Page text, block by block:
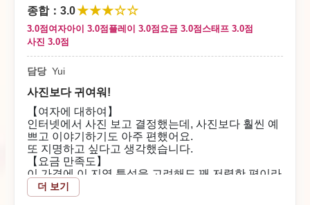
또한 다시 찾아주실 날을 스태프 일동 진심으로 기다리
고 있겠습니다.
매장 답변
다루마다루마 님
저희 가게를 이용해 주셔서 감사합니다.
또한 다시 방문해 주시길 직원 일동 진심으로 기다리고
있습니다.
종합： 3.0★★★☆☆
3.0점 여자아이 3.0점 플레이 3.0점 요금 3.0점 스태프 3.0점
사진 3.0점
담당 Yui
사진보다 귀여워!
【여자에 대하여】
인터넷에서 사진 보고 결정했는데, 사진보다 훨씬 예
쁘고 이야기하기도 아주 편했어요.
또 지명하고 싶다고 생각했습니다.
【요금 만족도】
이 가격에 이 지역 특성을 고려해도 꽤 저렴한 편이라
고 생각합니다!
【플레이 내용】
더 보기